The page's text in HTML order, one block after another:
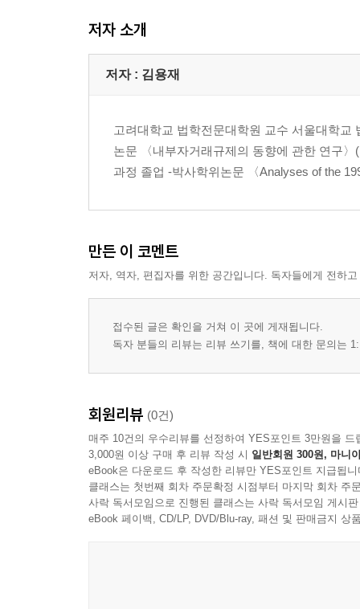
제1절 상법상의 신주발행(유상증자) 개관
제2절 자본시장법상 발행시장제도
제1절 유통시장 개관
제2절 금융투자상품시장
제3절 코넥스시장과 벤처기업육성에 관한 법률
제1절 금융투자업 행정체계
제2절 금융투자업 관계기관
제6장 투자중개업ㆍ투자매매업 규제
제2절 투자매매업
제4절 투자중개업자와 고객 간의 이해상충(1) - 임
제5절 투자중개업자와 고객 간의 이해상충(2) - 과
제6절 금융투자업자와 고객의 이해상충 예방 -
저자 소개
저자 : 김용재
고려대학교 법학전문대학원 교수 서울대학
논문 〈내부자거래규제의 동향에 관한 연구
과정 졸업 -박사학위논문 〈Analyses of the
만든 이 코멘트
저자, 역자, 편집자를 위한 공간입니다. 독자들에게 전하
접수된 글은 확인을 거쳐 이 곳에 게재됩니다.
독자 분들의 리뷰는 리뷰 쓰기를, 책에 대한 문의는
회원리뷰 (0건)
매주 10건의 우수리뷰를 선정하여 YES포인트 3만원을 드
3,000원 이상 구매 후 리뷰 작성 시 일반회원 300원, 마니
eBook은 다운로드 후 작성한 리뷰만 YES포인트 지급됩니
클래스는 첫번째 회차 주문확정 시점부터 마지막 회차 주
사락 독서모임으로 진행된 클래스는 사락 독서모임 게시
eBook 페이백, CD/LP, DVD/Blu-ray, 패션 및 판매금지 상